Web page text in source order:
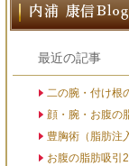
最近の記事
二の腕・付け
顔・腕・お腹の
豊胸術（脂肪
お腹の脂肪吸引